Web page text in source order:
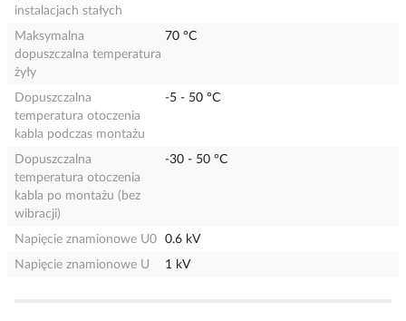
instalacjach stałych
Maksymalna
dopuszczalna temperatura
żyły
70 °C
Dopuszczalna
temperatura otoczenia
kabla podczas montażu
-5 - 50 °C
Dopuszczalna
temperatura otoczenia
kabla po montażu (bez
wibracji)
-30 - 50 °C
Napięcie znamionowe U0
0.6 kV
Napięcie znamionowe U
1 kV